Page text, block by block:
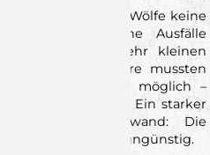
dass es für die Wölfe keine
würde. Zahlreiche Ausfälle
dazu, mit einer sehr kleinen
Viele Akteure mussten
waren kaum möglich –
dem Druck stand. Ein starker
Aufwand: Die
waren denkbar ungünstig.